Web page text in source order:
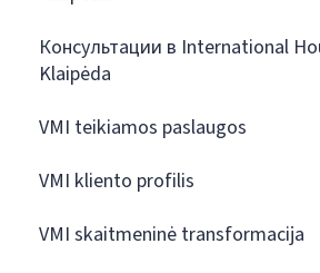
Консультации в International
Klaipėda
VMI teikiamos paslaugos
VMI kliento profilis
VMI skaitmeninė transformacija